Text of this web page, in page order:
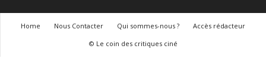
Home Nous Contacter Qui sommes-nous ?
Accès rédacteur
© Le coin des critiques ciné